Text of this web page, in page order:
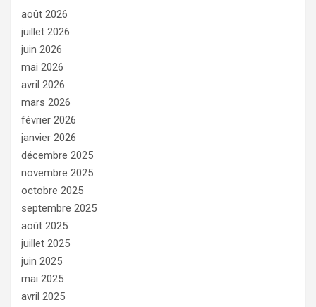
août 2026
juillet 2026
juin 2026
mai 2026
avril 2026
mars 2026
février 2026
janvier 2026
décembre 2025
novembre 2025
octobre 2025
septembre 2025
août 2025
juillet 2025
juin 2025
mai 2025
avril 2025